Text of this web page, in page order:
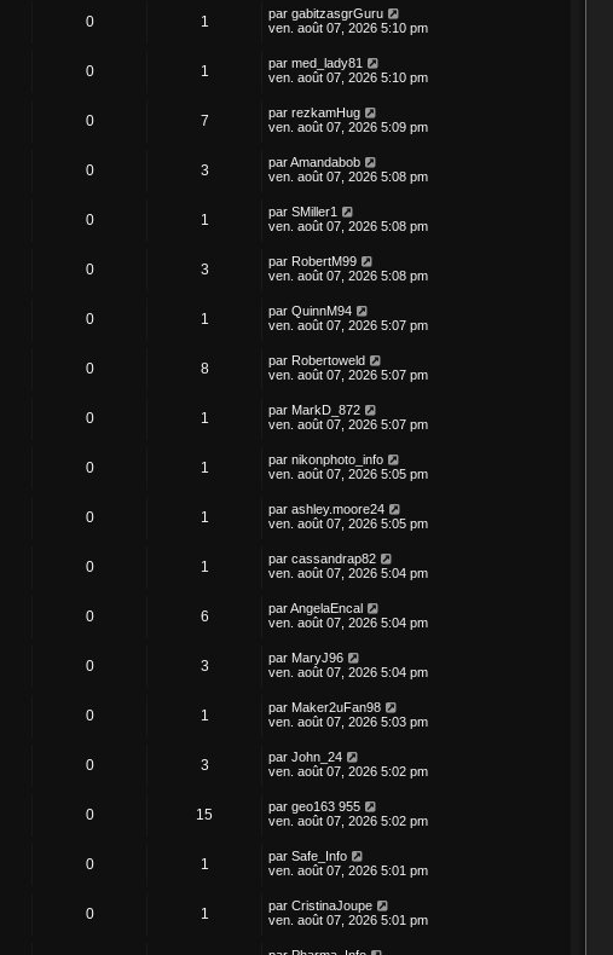
0 1 par gabitzasgrGuru
ven. août 07, 2026 5:10 pm
0 1 par med_lady81
ven. août 07, 2026 5:10 pm
0 7 par rezkamHug
ven. août 07, 2026 5:09 pm
0 3 parAmandabob
ven. août 07, 2026 5:08 pm
0 1 par SMiller1
ven. août 07, 2026 5:08 pm
0 3 par RobertM99
ven. août 07, 2026 5:08 pm
0 1 par QuinnM94
ven. août 07, 2026 5:07 pm
0 8 par Robertoweld
ven. août 07, 2026 5:07 pm
0 1 par MarkD_872
ven. août 07, 2026 5:07 pm
0 1 par nikonphoto_info
ven. août 07, 2026 5:05 pm
0 1 par ashley.moore24
ven. août 07, 2026 5:05 pm
0 1 par cassandrap82
ven. août 07, 2026 5:04 pm
0 6 parAngelaEncal
ven. août 07, 2026 5:04 pm
0 3 par MaryJ96
ven. août 07, 2026 5:04 pm
0 1 par Maker2uFan98
ven. août 07, 2026 5:03 pm
0 3 par John_24
ven. août 07, 2026 5:02 pm
0 15 par geo163 955
ven. août 07, 2026 5:02 pm
0 1 par Safe_Info
ven. août 07, 2026 5:01 pm
0 1 par CristinaJoupe
ven. août 07, 2026 5:01 pm